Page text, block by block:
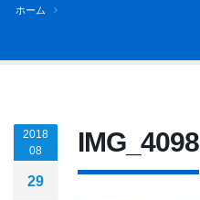
ホーム
2018
08
29
IMG_4098